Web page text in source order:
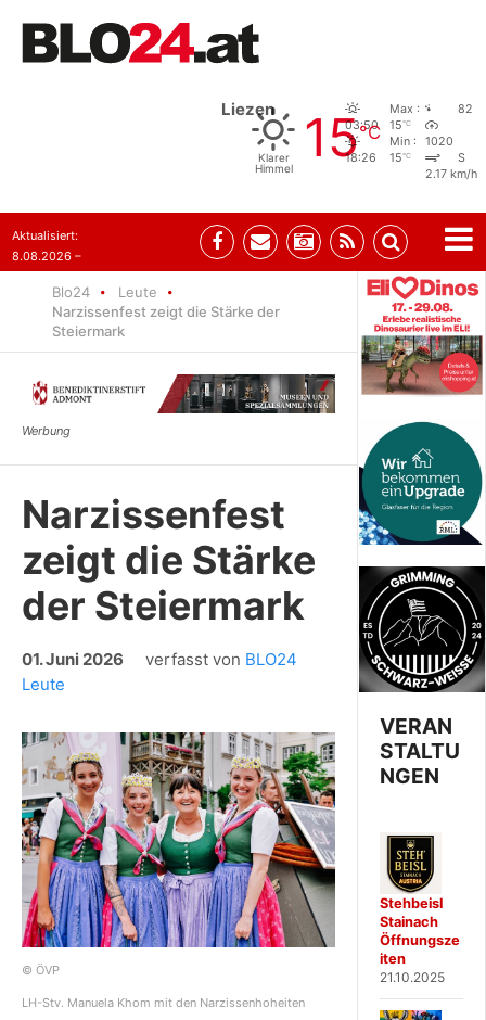
Liezen
Klarer
Himmel
15°C
03:50
18:26
Max :
15°C
Min :
15°C
82
1020
S
2.17 km/h
Aktualisiert:
8.08.2026 –
Blo24
Leute
Narzissenfest zeigt die Stärke der
Steiermark
Narzissenfest
zeigt die Stärke
der Steiermark
01. Juni 2026 verfasst von BLO24
Leute
© ÖVP
LH-Stv. Manuela Khom mit den Narzissenhoheiten
VERAN
STALTU
NGEN
Stehbeisl
Stainach
Öffnungsze
iten
21.10.2025